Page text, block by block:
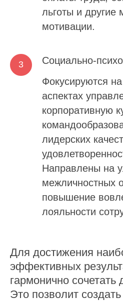
льготы и другие
мотивации.
Социально-
Фокусируются
аспектах
корпоративную
лидерских
Направлены на
межличностных
повышение
лояльности
Для достижения
эффективных
гармонично
Это позволит создать
Обновления, полезные фишки
в сфере HR
Подпишитесь на наш
Telegram-канал
Сервисы самообслуживания
КЭДО
База знаний
Информирование
Опросы
Аналитика и отчёты
Меняем работу с линейным